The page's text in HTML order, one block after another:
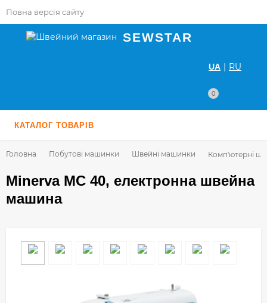
Повна версія сайту
UA | RU
0
SEWSTAR
КАТАЛОГ ТОВАРІВ
Головна Побутові машинки Швейні машинки Комп'ютерні
Minerva MC 40, електронна швейна
машина